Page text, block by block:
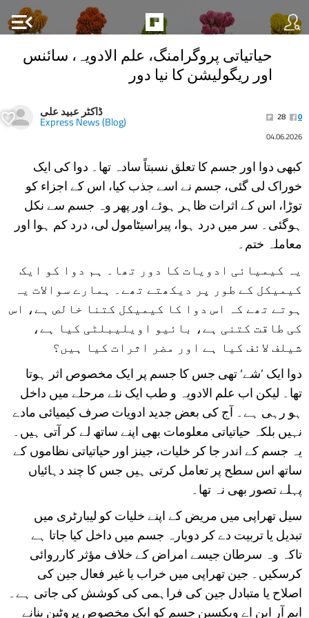
menu_open
حیاتیاتی پروگرامنگ، علم الادویہ، سائنس
اور ریگولیشن کا نیا دور
ڈاکٹر عبید علی
Express News (Blog) 28
0
04.06.2026
کبھی دوا اور جسم کا تعلق نسبتاً سادہ تھا۔ دوا کی ایک
خوراک لی گئی، جسم نے اسے جذب کیا، اس کے اجزاء کو
توڑا، اس کے اثرات ظاہر ہوئے اور پھر وہ جسم سے نکل
ہوگئی۔ سر میں درد ہوا، پیراسیٹامول لی، درد کم ہوا اور
معاملہ ختم۔
یہ کیمیائی ادویات کا دور تھا۔ ہم دوا کو ایک
کیمیکل کے طور پر دیکھتے تھے۔ ہمارے سوالات یہ
ہوتے تھے کہ اس دوا کا کیمیکل کتنا خالص ہے، اس
کی طاقت کتنی ہے، بائیو اویلیبلٹی کیا ہے،
شیلف لائف کیا ہے اور مضر اثرات کیا ہیں؟
دوا ایک ’شے‘ تھی جس کا جسم پر ایک مخصوص اثر ہوتا
تھا۔ لیکن اب علم الادویہ و طب ایک نئے مرحلے میں داخل
ہو رہی ہے۔ آج کی بعض جدید ادویات صرف کیمیائی مادے
نہیں بلکہ حیاتیاتی معلومات بھی اپنے ساتھ لے کر آتی ہیں۔
یہ جسم کے اندر جا کر خلیات، جینز اور حیاتیاتی نظاموں کے
ساتھ اس سطح پر تعامل کرتی ہیں جس کا چند دہائیاں
پہلے تصور بھی نہ تھا۔
سیل تھراپی میں مریض کے اپنے خلیات کو لیبارٹری میں
تبدیل یا تربیت دے کر دوبارہ جسم میں داخل کیا جاتا ہے
تاکہ وہ سرطان جیسے امراض کے خلاف مؤثر کارروائی
کرسکیں۔ جین تھراپی میں خراب یا غیر فعال جین کی
اصلاح یا متبادل جین کی فراہمی کی کوشش کی جاتی ہے۔
ایم آر این اے ویکسین جسم کو ایک مخصوص پروٹین بنانے